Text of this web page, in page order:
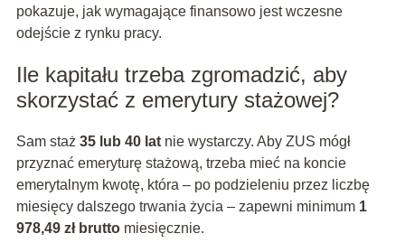
pokazuje, jak wymagające finansowo jest wczesne
odejście z rynku pracy.
Ile kapitału trzeba zgromadzić, aby
skorzystać z emerytury stażowej?
Sam staż 35 lub 40 latnie wystarczy. Aby ZUS mógł
przyznać emeryturę stażową, trzeba mieć na koncie
emerytalnym kwotę, która – po podzieleniu przez liczbę
miesięcy dalszego trwania życia – zapewni minimum 1
978,49 zł bruttomiesięcznie.